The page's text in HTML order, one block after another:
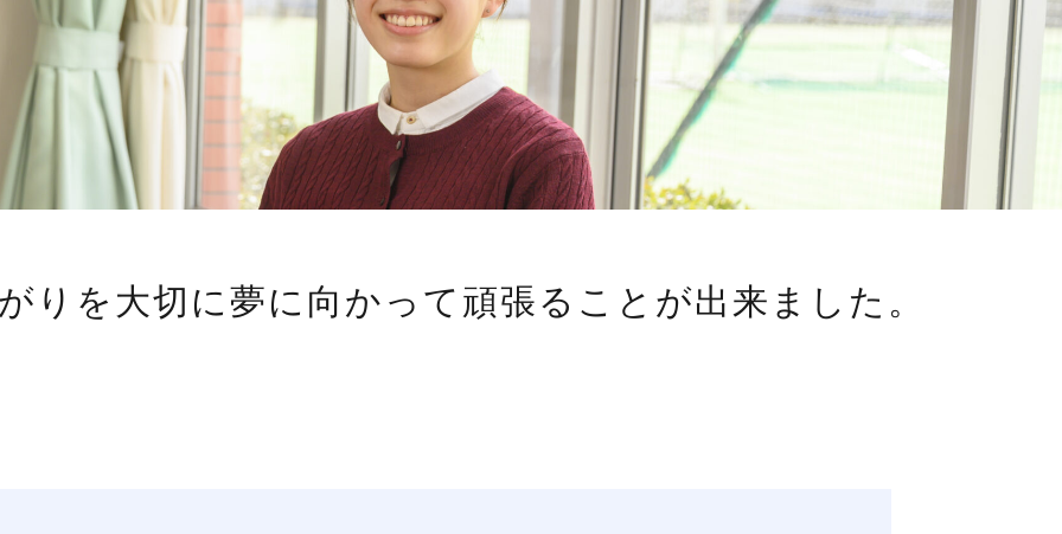
りを大切に夢に向かって頑張ることが出来ました。